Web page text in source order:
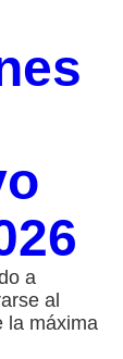
a
al
la máxima